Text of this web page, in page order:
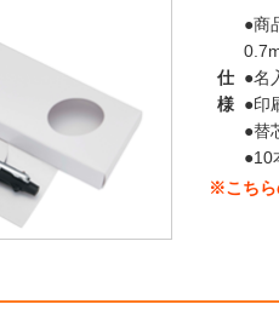
仕
様
●商
●名
●印
●替
●10
※こちら